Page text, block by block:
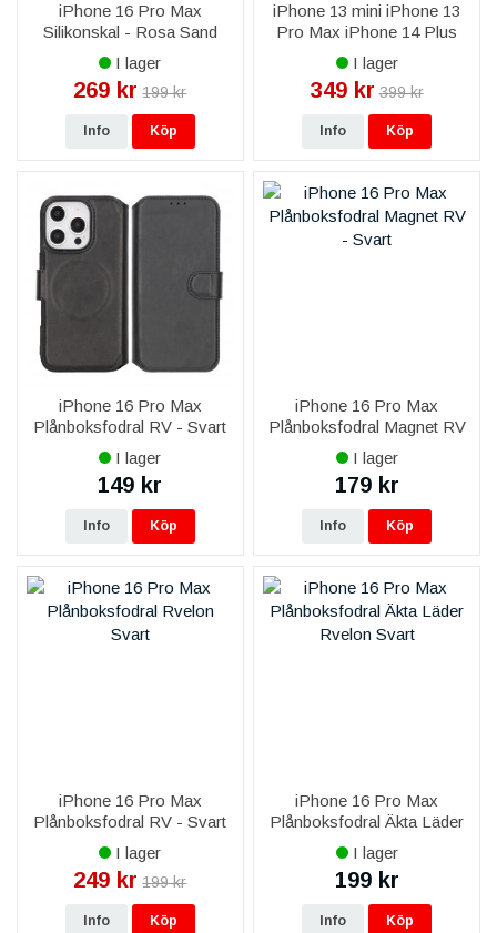
iPhone 16 Pro Max
Silikonskal - Rosa Sand
I lager
269 kr 199 kr
Info Köp
iPhone 13 mini iPhone 13
Pro Max iPhone 14 Plus
iPhone 14 Pro Max iPhone
15 Plus iPhone 15 Pro Max
iPhone 16 Plus iPhone 16
Pro
I lager
349 kr 399 kr
Info Köp
iPhone 16 Pro Max
Plånboksfodral RV - Svart
I lager
149 kr
Info Köp
iPhone 16 Pro Max
Plånboksfodral Magnet RV
- Svart
I lager
179 kr
Info Köp
iPhone 16 Pro Max
Plånboksfodral RV - Svart
I lager
249 kr 199 kr
Info Köp
iPhone 16 Pro Max
Plånboksfodral Äkta Läder
RV - Svart
I lager
199 kr
Info Köp